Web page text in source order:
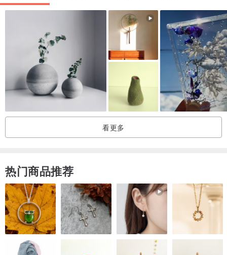
看更多
热门商品推荐